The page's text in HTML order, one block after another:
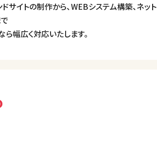
サイトの制作から、WEBシステム構築、ネット
幅広く対応いたします。